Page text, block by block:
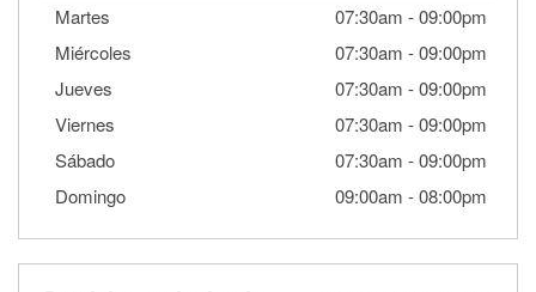
Martes 07:30am -09:00pm
Miércoles
07:30am -09:00pm
Jueves
07:30am -09:00pm
Viernes
07:30am -09:00pm
Sábado
07:30am -09:00pm
Domingo
09:00am -08:00pm